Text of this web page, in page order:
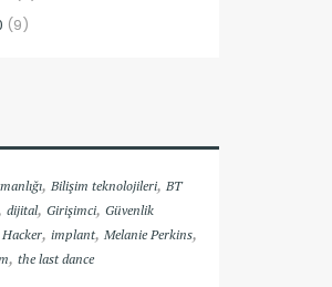
(9)
, Bilişim teknolojileri, BT
dijital, Girişimci, Güvenlik
Hacker, implant, Melanie Perkins,
, the last dance